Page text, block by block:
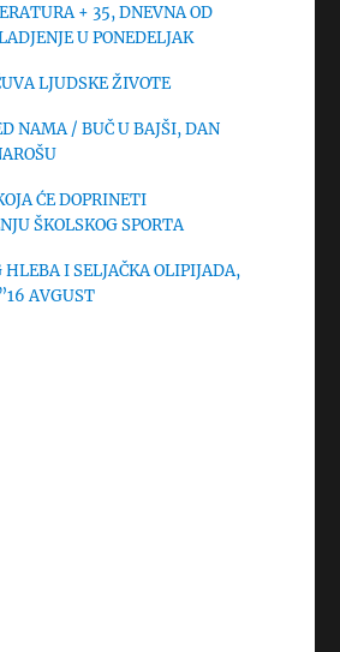
+ 35, DNEVNA OD
U PONEDELJAK
LJUDSKE ŽIVOTE
NAMA / BUČ U BAJŠI, DAN
ĆE DOPRINETI
ŠKOLSKOG SPORTA
HLEBA I SELJAČKA OLIPIJADA,
AVGUST